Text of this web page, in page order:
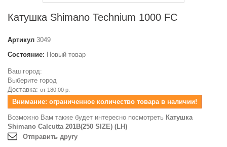
Катушка Shimano Technium 1000 FC
Артикул 3049
Состояние: Новый товар
Ваш город:
Выберите город
Доставка: от 180,00 р.
Внимание: ограниченное количество товара в наличии!
Возможно Вам также будет интересно посмотреть Катушка
Shimano Calcutta 201B(250 SIZE) (LH)
Отправить другу